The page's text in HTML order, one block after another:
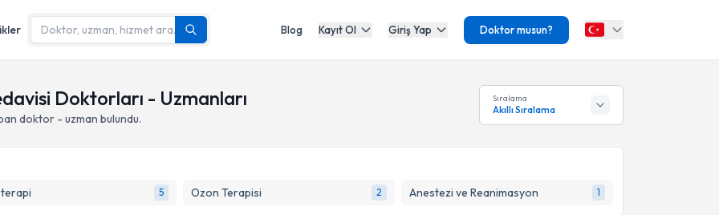
Blog Kayıt Ol Giriş Yap Doktor musun?
Doktorları - Uzmanları
doktor - uzman bulundu.
Sıralama
Akıllı Sıralama
5 Ozon Terapisi 2 Anestezi ve Reanimasyon 1